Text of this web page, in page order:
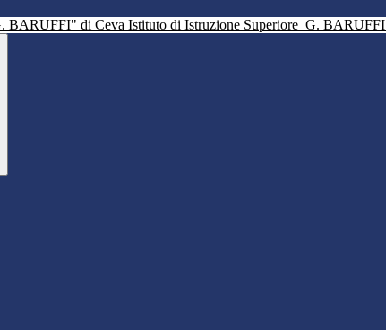
Istituto di Istruzione Superiore G. BARUFFI